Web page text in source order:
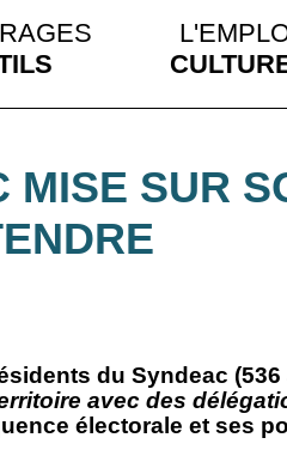
MISE SUR
du Syndeac
avec des
électorale et ses